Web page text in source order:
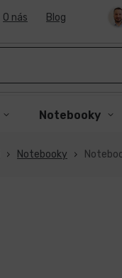
O nás Blog
Notebooky
Notebooky